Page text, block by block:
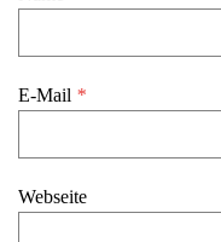
E-Mail *
Webseite